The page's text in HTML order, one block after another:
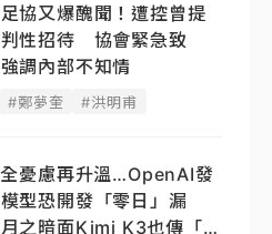
協又爆醜聞！遭控曾提
性招待 協會緊急致
調內部不知情
#鄭夢奎 #洪明甫
憂慮再升溫…OpenAI發
型恐開發「零日」漏
之暗面Kimi K3也傳「越